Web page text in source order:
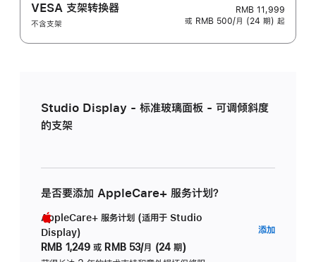
VESA 支架转换器
不含支架
RMB 11,999
或 RMB 500/月 (24 期) 起
Studio Display - 标准玻璃面板 - 可调倾斜度
的支架
是否要添加 AppleCare+ 服务计划？
AppleCare+ 服务计划 (适用于 Studio
Display)
RMB 1,249 或 RMB 53/月 (24 期)
添加